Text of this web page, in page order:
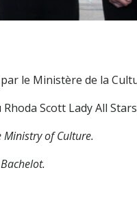
par le Ministère de la
Scott Lady All
of Culture.